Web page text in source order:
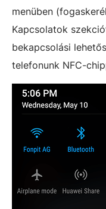
menüben
Kapcsolatok
bekapcsolási
telefonunk NFC-